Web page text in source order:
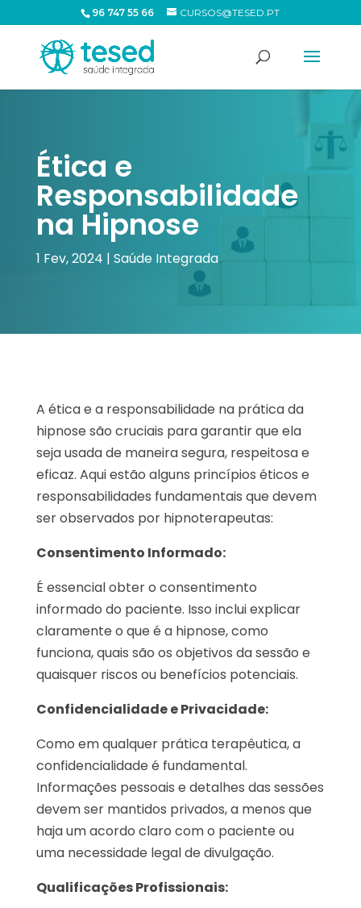
96 747 55 66 CURSOS@TESED.PT
Ética e
Responsabilidade
na Hipnose
1 Fev, 2024 | Saúde Integrada
A ética e a responsabilidade na prática da
hipnose são cruciais para garantir que ela
seja usada de maneira segura, respeitosa e
eficaz. Aqui estão alguns princípios éticos e
responsabilidades fundamentais que devem
ser observados por hipnoterapeutas:
Consentimento Informado:
É essencial obter o consentimento
informado do paciente. Isso inclui explicar
claramente o que é a hipnose, como
funciona, quais são os objetivos da sessão e
quaisquer riscos ou benefícios potenciais.
Confidencialidade e Privacidade:
Como em qualquer prática terapêutica, a
confidencialidade é fundamental.
Informações pessoais e detalhes das sessões
devem ser mantidos privados, a menos que
haja um acordo claro com o paciente ou
uma necessidade legal de divulgação.
Qualificações Profissionais: